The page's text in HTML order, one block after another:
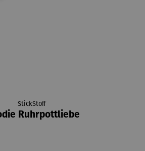
StickStoff
Ruhrpottliebe